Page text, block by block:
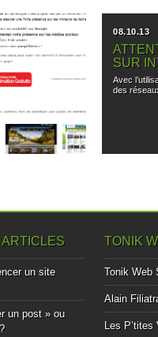
SUR
DES
de Google,
il après...
▶
08.10.13
SUR
Avec
des
un site
un post » ou
TONIK
Tonik Web
Alain
Les